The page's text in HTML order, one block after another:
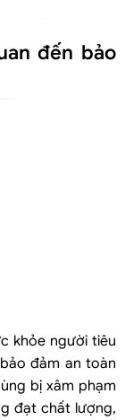
quá trình giải quyết
đến bảo
khỏe người tiêu
đảm an toàn
bị xâm phạm
đạt chất lượng,